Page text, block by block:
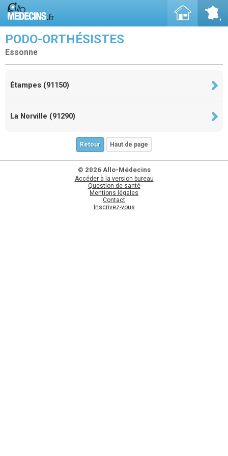
PODO-ORTHÉSISTES
Essonne
Étampes (91150)
La Norville (91290)
Retour Haut de page
© 2026 Allo-Médecins
Accéder à la version bureau
Question de santé
Mentions légales
Contact
Inscrivez-vous